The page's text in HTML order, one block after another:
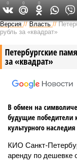
Версия //Власть //
рубль за «квадрат»
Петербургские
за «квадрат»
В обмен на
будущие победители
культурного
КИО Санкт-
аренду по дешевке
0 0 0